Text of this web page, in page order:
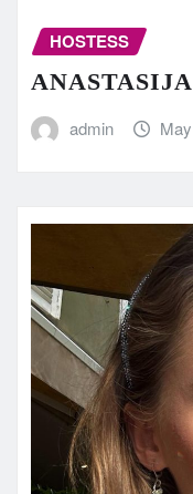
HOSTESS
admin